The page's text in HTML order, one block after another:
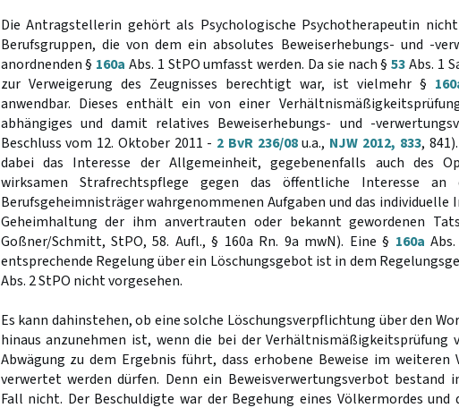
Die Antragstellerin gehört als Psychologische Psychotherapeutin
Berufsgruppen, die von dem ein absolutes Beweiserhebungs- und -
anordnenden § 160a Abs. 1 StPO umfasst werden. Da sie nach §53Abs. 1
zur Verweigerung des Zeugnisses berechtigt war, ist vielmehr §
anwendbar. Dieses enthält ein von einer
abhängiges und damit relatives Beweiserhebungs- und -
Beschluss vom 12. Oktober 2011 - 2 BvR 236/08u.a., NJW 2012, 833,
dabei das Interesse der Allgemeinheit, gegebenenfalls auch des
wirksamen Strafrechtspflege gegen das öffentliche Interesse
Berufsgeheimnisträger wahrgenommenen Aufgaben und das individuelle
Geheimhaltung der ihm anvertrauten oder bekannt gewordenen
Goßner/Schmitt, StPO, 58. Aufl., § 160a Rn. 9a mwN). Eine § 160a
entsprechende Regelung über ein Löschungsgebot ist in dem
Abs. 2 StPO nicht vorgesehen.
Es kann dahinstehen, ob eine solche Löschungsverpflichtung über den
hinaus anzunehmen ist, wenn die bei der Verhältnismäßigkeitsprüfung
Abwägung zu dem Ergebnis führt, dass erhobene Beweise im weiteren
verwertet werden dürfen. Denn ein Beweisverwertungsverbot bestand
Fall nicht. Der Beschuldigte war der Begehung eines Völkermordes